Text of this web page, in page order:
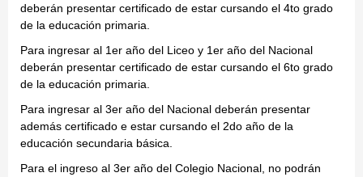
deberán presentar certificado de estar cursando el 4to grado
de la educación primaria.
Para ingresar al 1er año del Liceo y 1er año del Nacional
deberán presentar certificado de estar cursando el 6to grado
de la educación primaria.
Para ingresar al 3er año del Nacional deberán presentar
además certificado e estar cursando el 2do año de la
educación secundaria básica.
Para el ingreso al 3er año del Colegio Nacional, no podrán